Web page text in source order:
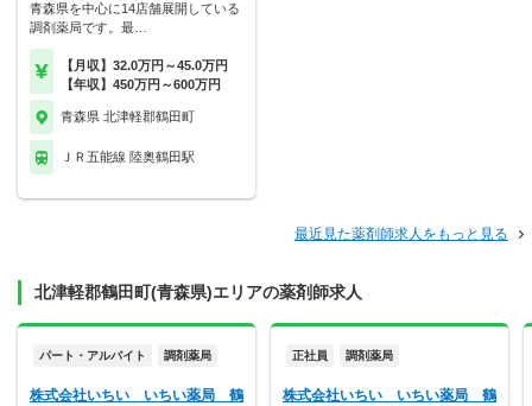
青森県を中心に14店舗展開している
調剤薬局です。最…
【月収】32.0万円～45.0万円
【年収】450万円～600万円
青森県 北津軽郡鶴田町
ＪＲ五能線 陸奥鶴田駅
最近見た薬剤師求人をもっと見る
北津軽郡鶴田町(青森県)エリアの薬剤師求人
パート・アルバイト 調剤薬局
株式会社いちい いちい薬局 鶴
正社員 調剤薬局
株式会社いちい いちい薬局 鶴